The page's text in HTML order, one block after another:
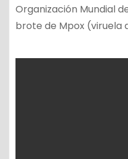
Organización Mundial
brote de Mpox (viruela